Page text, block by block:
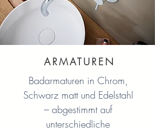
ARMATUREN
Badarmaturen in Chrom,
Schwarz matt und Edelstahl
– abgestimmt auf
unterschiedliche